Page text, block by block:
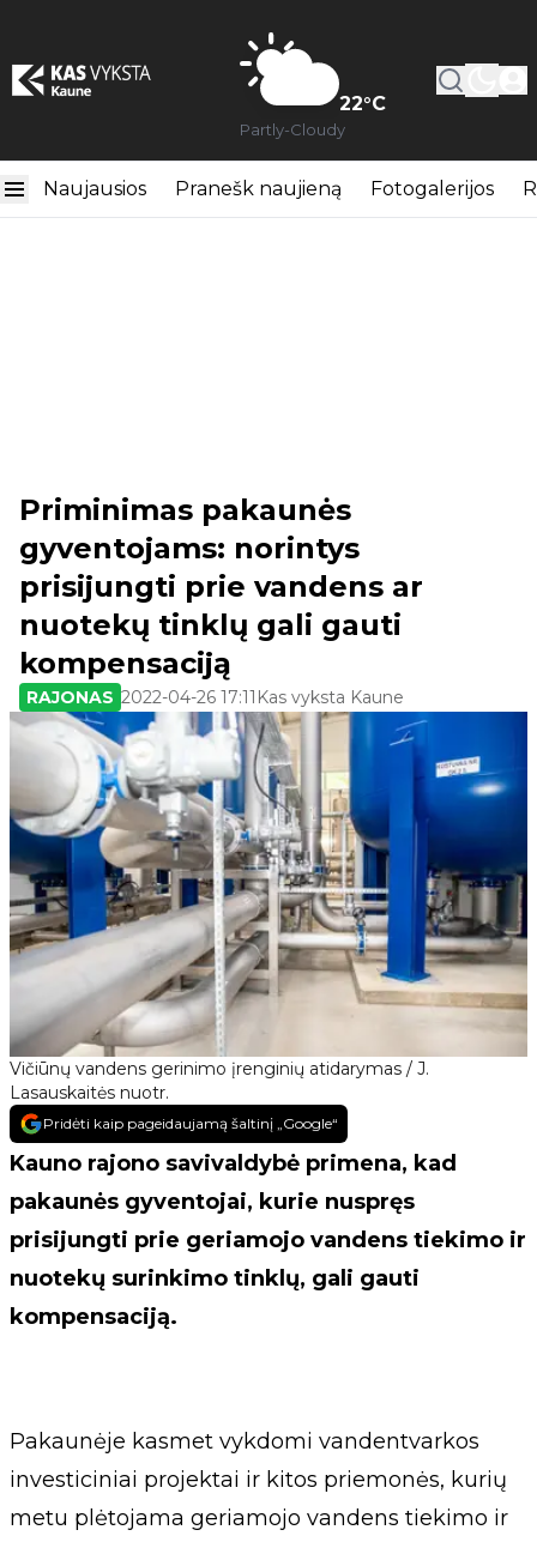
22°C
Partly-Cloudy
Naujausios Pranešk naujieną Fotogalerijos
Vičiūnų vandens gerinimo įrenginių atidarymas / J.
Lasauskaitės nuotr.
Priminimas pakaunės
gyventojams: norintys
prisijungti prie vandens ar
nuotekų tinklų gali gauti
kompensaciją
RAJONAS 2022-04-26 17:11 Kas vyksta Kaune
Pridėti kaip pageidaujamą šaltinį „Google“
Kauno rajono savivaldybė primena, kad
pakaunės gyventojai, kurie nuspręs
prisijungti prie geriamojo vandens tiekimo ir
nuotekų surinkimo tinklų, gali gauti
kompensaciją.
Pakaunėje kasmet vykdomi vandentvarkos
investiciniai projektai ir kitos priemonės, kurių
metu plėtojama geriamojo vandens tiekimo ir